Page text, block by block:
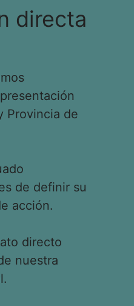
directa
Provincia de
de definir su
acción.
directo
nuestra